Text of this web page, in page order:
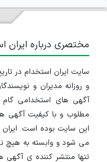
مختصری درباره ایران
و روزانه مدیران و
آگهی های استخدامی
مطلوب و با کیفیت آگهی
این سایت بوده است.
می شود و وابسته به هیچ
تنها منتشر کننده ی آگهی